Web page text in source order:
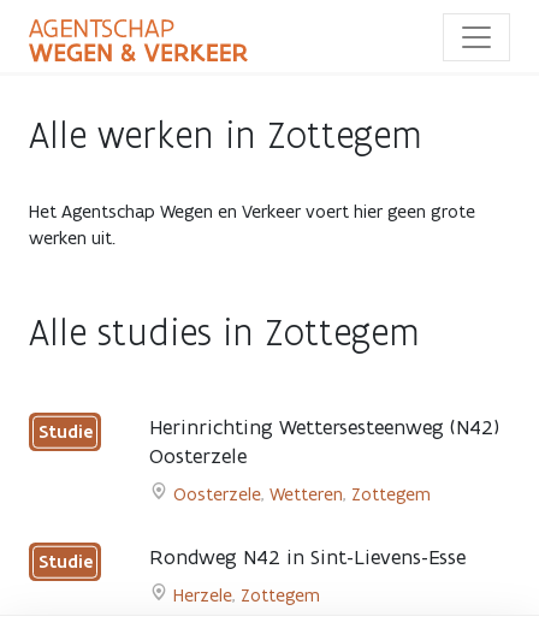
naar
inhoud
gaanAlle werken in Zottegem
Het Agentschap Wegen en Verkeer voert hier geen grote
werken uit.
Alle studies in Zottegem
Studie
Herinrichting Wettersesteenweg (N42)
Oosterzele
Oosterzele, Wetteren, Zottegem
bepaald
to
Herinrichting
Wettersesteenweg
Studie Rondweg N42 in Sint-Lievens-Esse
Herzele, Zottegem